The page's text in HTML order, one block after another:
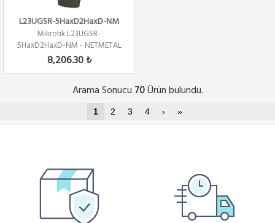
L23UGSR-5HaxD2HaxD-NM
Mikrotik L23UGSR-
5HaxD2HaxD-NM - NETMETAL
Ax, WIFI 6 / 5 Ghz, 80...
8,206.30 ₺
Arama Sonucu 70Ürün bulundu.
1 2 3 4 › »